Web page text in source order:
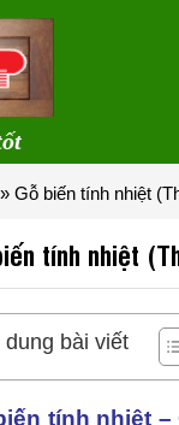
» Gỗ biến tính nhiệt
tính nhiệt
dung bài viết
tính nhiệt